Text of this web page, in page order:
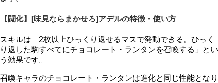
【闘化】[味見ならまかせろ]アデルの特徴・使い方
スキルは「2枚以上ひっくり返せるマスで発動できる。ひっく
り返した駒すべてにチョコレート・ランタンを召喚する」とい
う効果です。
召喚キャラのチョコレート・ランタンは進化と同じ性能となり